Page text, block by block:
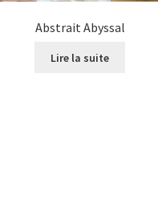
Abstrait Abyssal
Lire la suite